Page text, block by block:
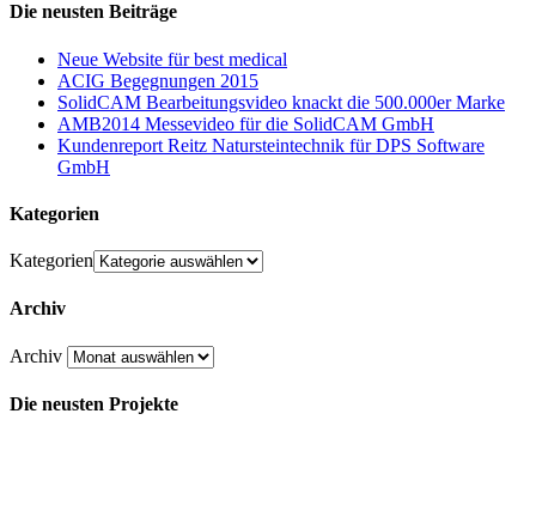
Die neusten Beiträge
Neue Website für best medical
ACIG Begegnungen 2015
SolidCAM Bearbeitungsvideo knackt die 500.000er Marke
AMB2014 Messevideo für die SolidCAM GmbH
Kundenreport Reitz Natursteintechnik für DPS Software
GmbH
Kategorien
Kategorien
Archiv
Archiv
Die neusten Projekte